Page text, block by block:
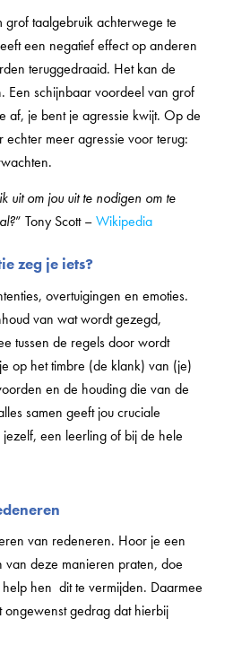
taalgebruik achterwege te
een negatief effect op anderen
teruggedraaid. Het kan de
Een schijnbaar voordeel van grof
af, je bent je agressie kwijt. Op de
meer agressie voor terug:
uit om jou uit te nodigen om te
” Tony Scott –Wikipedia
zeg je iets?
overtuigingen en emoties.
van wat wordt gezegd,
tussen de regels door wordt
op het timbre (de klank) van (je)
en de houding die van de
samen geeft jou cruciale
een leerling of bij de hele
van redeneren. Hoor je een
deze manieren praten, doe
hen dit te vermijden. Daarmee
gedrag dat hierbij